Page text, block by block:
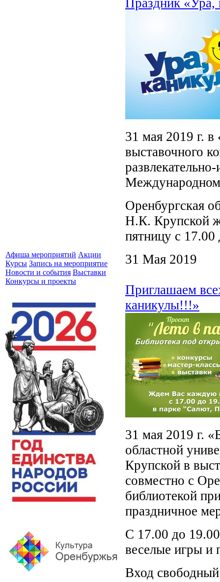
Афиша мероприятий Акции
Курсы Запись на мероприятие
Новости и события Выставки
Конкурсы и проекты
31 мая 2019 г.
выставочного
Оренбургская
Н.К. Крупской
пятницу с
31 Мая 2019
Приглашаем
каникулы!!!»
31 мая 2019 г.
областной
Крупской в
совместно с
библиотекой
праздничное
С 17.00 до
веселые игры и
Вход